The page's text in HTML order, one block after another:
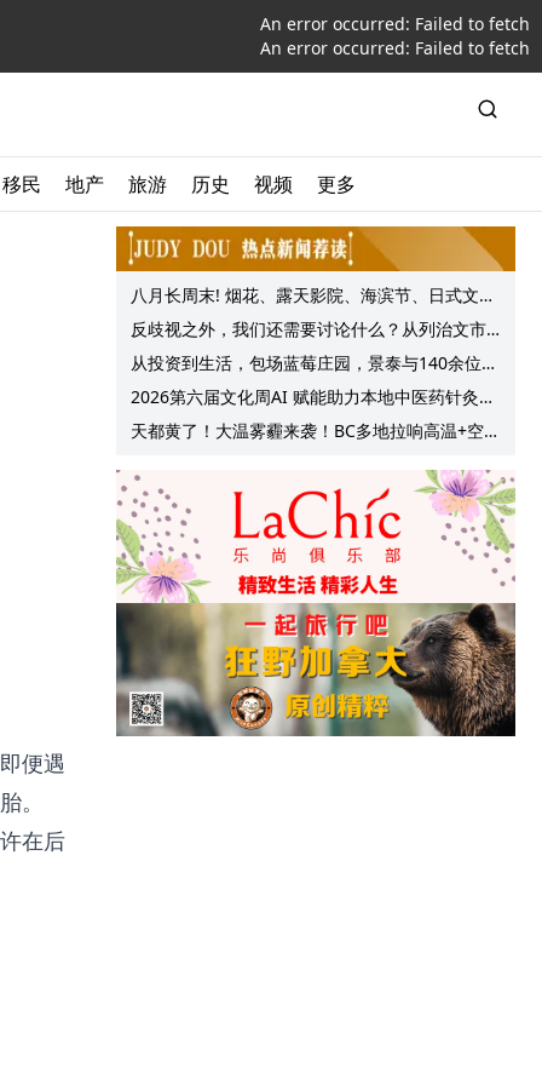
An error occurred: Failed to fetch
An error occurred: Failed to fetch
移民 地产 旅游 历史 视频 更多
便遇
。
在后
八月长周末! 烟花、露天影院、海滨节、日式文化
节庆, 大温哥华各种精彩活动上线!
反歧视之外，我们还需要讨论什么？从列治文市
议会一项动议谈起
从投资到生活，包场蓝莓庄园，景泰与140余位客
户共享夏日”莓”好时光
2026第六届文化周AI 赋能助力本地中医药针灸服
务提质升级
天都黄了！大温雾霾来袭！BC多地拉响高温+空气